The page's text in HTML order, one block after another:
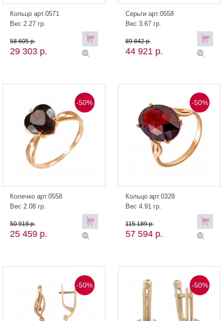
Кольцо арт.0571
Вес 2.27 гр.
29 303 р.
58 605 р.
Серьги арт.0558
Вес 3.67 гр.
44 921 р.
89 842 р.
-50%
Колечко арт.0558
Вес 2.08 гр.
25 459 р.
50 918 р.
-50%
Кольцо арт.0328
Вес 4.91 гр.
57 594 р.
115 189 р.
-50% -50%